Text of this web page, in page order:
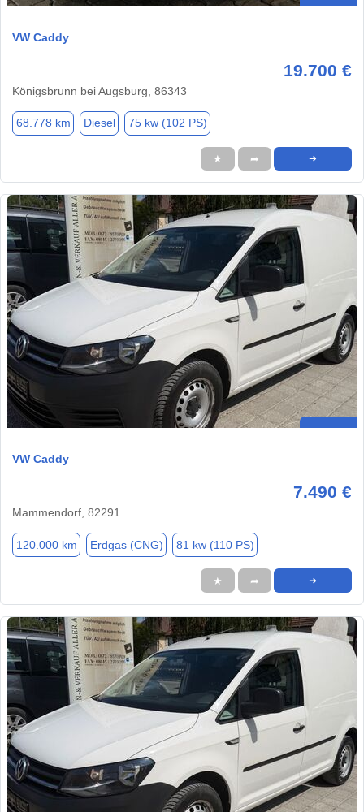
VW Caddy
19.700 €
Königsbrunn bei Augsburg, 86343
68.778 km Diesel 75 kw (102 PS)
★ ➦ ➜
VW Caddy
7.490 €
Mammendorf, 82291
120.000 km Erdgas (CNG) 81 kw (110 PS)
★ ➦ ➜